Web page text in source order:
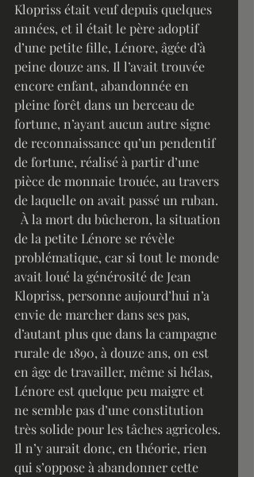
Klopriss était veuf depuis quelques
années, et il était le père adoptif
d’une petite fille, Lénore, âgée d’à
peine douze ans. Il l’avait trouvée
encore enfant, abandonnée en
pleine forêt dans un berceau de
fortune, n’ayant aucun autre signe
de reconnaissance qu’un pendentif
de fortune, réalisé à partir d’une
pièce de monnaie trouée, au travers
de laquelle on avait passé un ruban.
de la petite Lénore se révèle
problématique, car si tout le monde
avait loué la générosité de Jean
Klopriss, personne aujourd’hui n’a
envie de marcher dans ses pas,
d’autant plus que dans la campagne
rurale de 1890, à douze ans, on est
en âge de travailler, même si hélas,
Lénore est quelque peu maigre et
ne semble pas d’une constitution
très solide pour les tâches agricoles.
Il n’y aurait donc, en théorie, rien
qui s’oppose à abandonner cette